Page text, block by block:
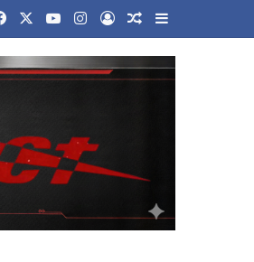
FacebookYouTubeInstagram
Log InRandom Article
Sidebar